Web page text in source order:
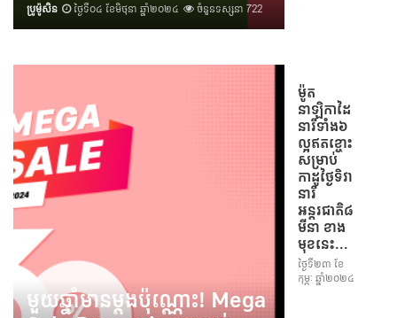
ប្រូម៉ូសិន ថ្ងៃទី០៤ ខែមិថុនា ឆ្នាំ២០២៤ ចំនួនទស្សនា 722
មួយឆ្នាំមានម្តងប៉ុណ្ណោះ! Mega
ម៉ូត
នាឡិកាដៃ
នារីទាំង៦
ល្អឥតខ្ចោះ
សម្រាប់
កាដូថ្ងៃទិវា
នារី
អន្តរជាតិ៨
មីនា ខាង
មុខនេះ...
ថ្ងៃទី២៣ ខែ
កុម្ភៈ ឆ្នាំ២០២៤